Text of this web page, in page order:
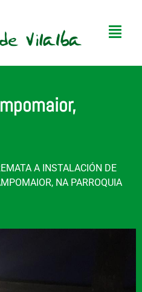
A INSTALACIÓN DE
NA PARROQUIA